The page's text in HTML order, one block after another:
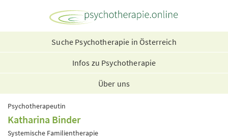
Suche Psychotherapie in Österreich
Infos zu Psychotherapie
Über uns
Psychotherapeutin
Katharina Binder
Systemische Familientherapie